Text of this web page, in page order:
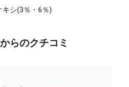
シ(3％・6％)
らのクチコミ